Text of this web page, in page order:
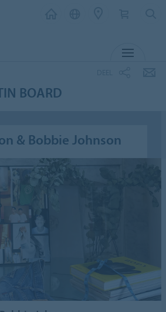
BOARD
& Bobbie Johnson